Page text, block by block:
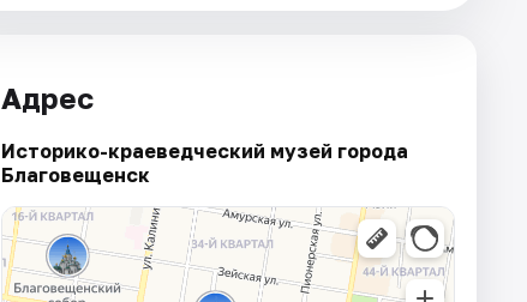
Адрес
Историко-краеведческий музей города
Благовещенск